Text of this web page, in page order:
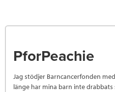
PforPeachie
Jag stödjer Barncancerfonden
länge har mina barn inte drabbats